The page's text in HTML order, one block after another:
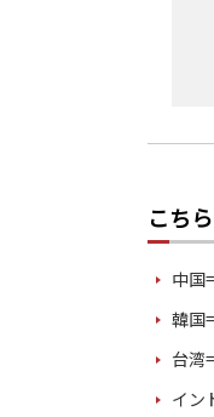
こち
中国
韓国
台湾
イン